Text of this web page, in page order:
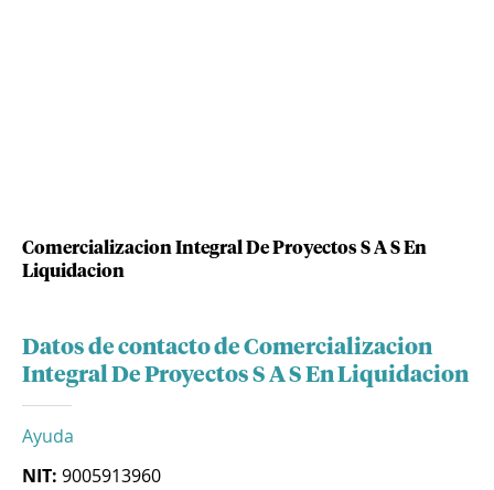
Comercializacion Integral De Proyectos S A S En
Liquidacion
Datos de contacto de Comercializacion
Integral De Proyectos S A S En Liquidacion
Ayuda
NIT: 9005913960